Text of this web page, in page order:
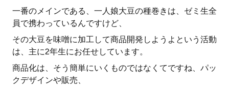
一番のメインである、一人娘大豆の種巻きは、ゼミ生全
員で携わっているんですけど、
その大豆を味噌に加工して商品開発しようよという活動
は、主に2年生にお任せしています。
商品化は、そう簡単にいくものではなくてですね、パッ
クデザインや販売、